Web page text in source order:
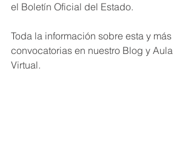
el Boletín Oficial del Estado.
Toda la información sobre esta y más
convocatorias en nuestro Blog y Aula
Virtual.